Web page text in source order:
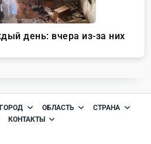
ГОРОД ОБЛАСТЬ
СТРАНА
КОНТАКТЫ